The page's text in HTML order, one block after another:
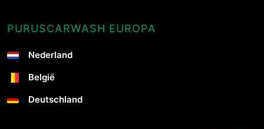
PURUSCARWASH EUROPA
Nederland
België
Deutschland